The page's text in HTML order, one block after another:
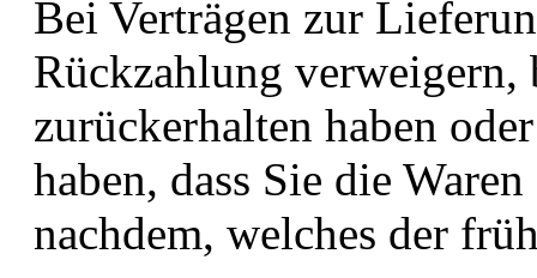
Bei Verträgen zur
Rückzahlung
zurückerhalten haben
haben, dass Sie die
nachdem, welches der